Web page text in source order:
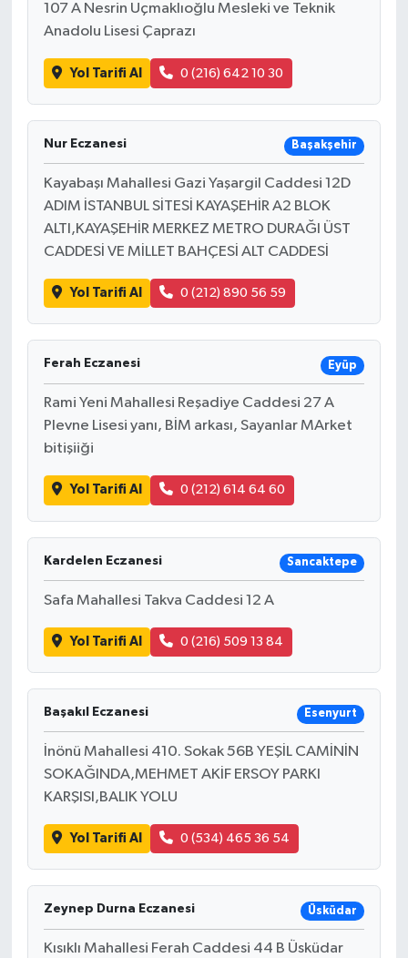
107 A Nesrin Uçmaklıoğlu Mesleki ve Teknik
Anadolu Lisesi Çaprazı
Yol Tarifi Al 0 (216) 642 10 30
Nur Eczanesi Başakşehir
Kayabaşı Mahallesi Gazi Yaşargil Caddesi 12D
ADIM İSTANBUL SİTESİ KAYAŞEHİR A2 BLOK
ALTI,KAYAŞEHİR MERKEZ METRO DURAĞI ÜST
CADDESİ VE MİLLET BAHÇESİ ALT CADDESİ
Yol Tarifi Al 0 (212) 890 56 59
Ferah Eczanesi Eyüp
Rami Yeni Mahallesi Reşadiye Caddesi 27 A
Plevne Lisesi yanı, BİM arkası, Sayanlar MArket
bitişiiği
Yol Tarifi Al 0 (212) 614 64 60
Kardelen Eczanesi Sancaktepe
Safa Mahallesi Takva Caddesi 12 A
Yol Tarifi Al 0 (216) 509 13 84
Başakıl Eczanesi Esenyurt
İnönü Mahallesi 410. Sokak 56B YEŞİL CAMİNİN
SOKAĞINDA,MEHMET AKİF ERSOY PARKI
KARŞISI,BALIK YOLU
Yol Tarifi Al 0 (534) 465 36 54
Zeynep Durna Eczanesi Üsküdar
Kısıklı Mahallesi Ferah Caddesi 44 B Üsküdar